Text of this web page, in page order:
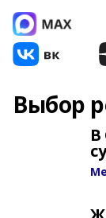
Выбор
В